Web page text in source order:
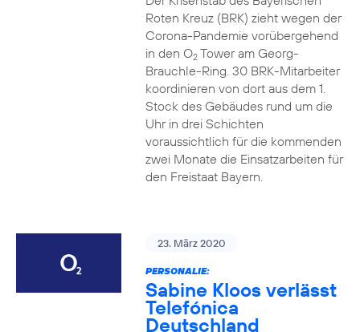
Roten Kreuz (BRK) zieht wegen der
Corona-Pandemie vorübergehend
in den O2Tower am Georg-
Brauchle-Ring. 30 BRK-Mitarbeiter
koordinieren von dort aus dem 1.
Stock des Gebäudes rund um die
Uhr in drei Schichten
voraussichtlich für die kommenden
zwei Monate die Einsatzarbeiten für
den Freistaat Bayern.
23. März 2020
PERSONALIE:
Sabine Kloos verlässt
Telefónica
Deutschland